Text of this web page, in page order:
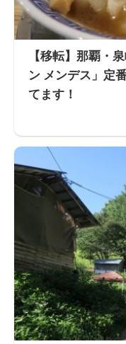
【移転】那覇・
ン メンデス」定
てます！